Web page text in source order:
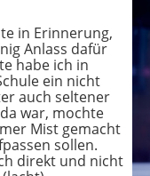
in Erinnerung,
Anlass dafür
habe ich in
ein nicht
auch seltener
war, mochte
Mist gemacht
sollen.
direkt und nicht